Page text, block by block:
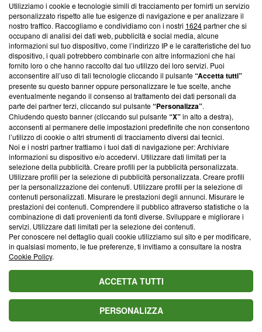
Questa sezione offre informazioni trasparenti su Blasting
News, sui nostri processi editoriali e su come ci impegniamo a
creare news di qualità. Inoltre, afferma la nostra aderenza a
‘Trust Project - News with Integrity’Blasting News non è
ancora membro del programma, ma ha richiesto di farne
parte; Trust Project non ha ancora effettuato una verifica di
conformità agli standard.
Su di noi
Team editoriale
Corporate
Redazione
Informativa Privacy
Cookie Policy
Blasting SA, IDI CHE-247.845.224, Via Carlo Frasca, 3 - 6900
Lugano (Svizzera) Tel:+39 0690258937
© 2026 Blasting News
Utilizziamo i cookie e tecnologie simili di tracciamento per fornirti un servizio
personalizzato rispetto alle tue esigenze di navigazione e per analizzare il
nostro traffico. Raccogliamo e condividiamo con i nostri 1624partner che si
occupano di analisi dei dati web, pubblicità e social media, alcune
informazioni sul tuo dispositivo, come l’indirizzo IP e le caratteristiche del tuo
dispositivo, i quali potrebbero combinarle con altre informazioni che hai
fornito loro o che hanno raccolto dal tuo utilizzo dei loro servizi. Puoi
acconsentire all’uso di tali tecnologie cliccando il pulsante“Accetta tutti”
presente su questo banner oppure personalizzare le tue scelte, anche
eventualmente negando il consenso al trattamento dei dati personali da
parte dei partner terzi, cliccando sul pulsante“Personalizza”.
Chiudendo questo banner (cliccando sul pulsante“X”in alto a destra),
acconsenti al permanere delle impostazioni predefinite che non consentono
l’utilizzo di cookie o altri strumenti di tracciamento diversi dai tecnici.
Noi e i nostri partner trattiamo i tuoi dati di navigazione per: Archiviare
informazioni su dispositivo e/o accedervi. Utilizzare dati limitati per la
selezione della pubblicità. Creare profili per la pubblicità personalizzata.
Utilizzare profili per la selezione di pubblicità personalizzata. Creare profili
per la personalizzazione dei contenuti. Utilizzare profili per la selezione di
contenuti personalizzati. Misurare le prestazioni degli annunci. Misurare le
prestazioni dei contenuti. Comprendere il pubblico attraverso statistiche o la
combinazione di dati provenienti da fonti diverse. Sviluppare e migliorare i
servizi. Utilizzare dati limitati per la selezione dei contenuti.
Per conoscere nel dettaglio quali cookie utilizziamo sul sito e per modificare,
in qualsiasi momento, le tue preferenze, ti invitiamo a consultare la nostra
Cookie Policy.
ACCETTA TUTTI
PERSONALIZZA